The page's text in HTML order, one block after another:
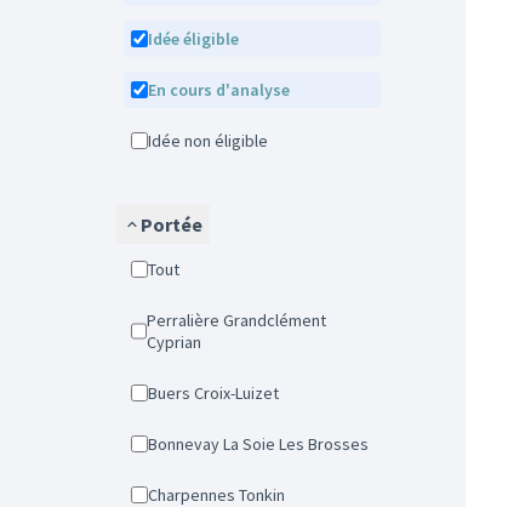
Idée éligible
En cours d'analyse
Idée non éligible
Portée
Tout
Perralière Grandclément
Cyprian
Buers Croix-Luizet
Bonnevay La Soie Les Brosses
Charpennes Tonkin